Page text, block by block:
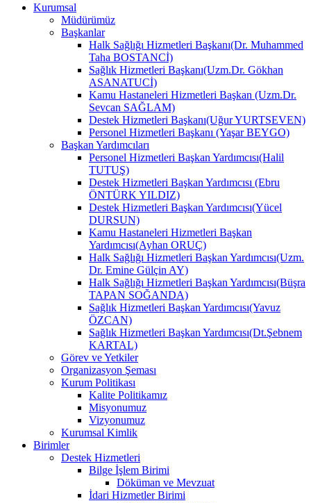
Kurumsal
Müdürümüz
Başkanlar
Halk Sağlığı Hizmetleri Başkanı(Dr. Muhammed
Taha BOSTANCİ)
Sağlık Hizmetleri Başkanı(Uzm.Dr. Gökhan
ASANATUCİ)
Kamu Hastaneleri Hizmetleri Başkan (Uzm.Dr.
Sevcan SAĞLAM)
Destek Hizmetleri Başkanı(Uğur YURTSEVEN)
Personel Hizmetleri Başkanı (Yaşar BEYGO)
Başkan Yardımcıları
Personel Hizmetleri Başkan Yardımcısı(Halil
TUTUŞ)
Destek Hizmetleri Başkan Yardımcısı (Ebru
ÖNTÜRK YILDIZ)
Destek Hizmetleri Başkan Yardımcısı(Yücel
DURSUN)
Kamu Hastaneleri Hizmetleri Başkan
Yardımcısı(Ayhan ORUÇ)
Halk Sağlığı Hizmetleri Başkan Yardımcısı(Uzm.
Dr. Emine Gülçin AY)
Halk Sağlığı Hizmetleri Başkan Yardımcısı(Büşra
TAPAN SOĞANDA)
Sağlık Hizmetleri Başkan Yardımcısı(Yavuz
ÖZCAN)
Sağlık Hizmetleri Başkan Yardımcısı(Dt.Şebnem
KARTAL)
Görev ve Yetkiler
Organizasyon Şeması
Kurum Politikası
Kalite Politikamız
Misyonumuz
Vizyonumuz
Kurumsal Kimlik
Birimler
Destek Hizmetleri
Bilge İşlem Birimi
Döküman ve Mevzuat
İdari Hizmetler Birimi